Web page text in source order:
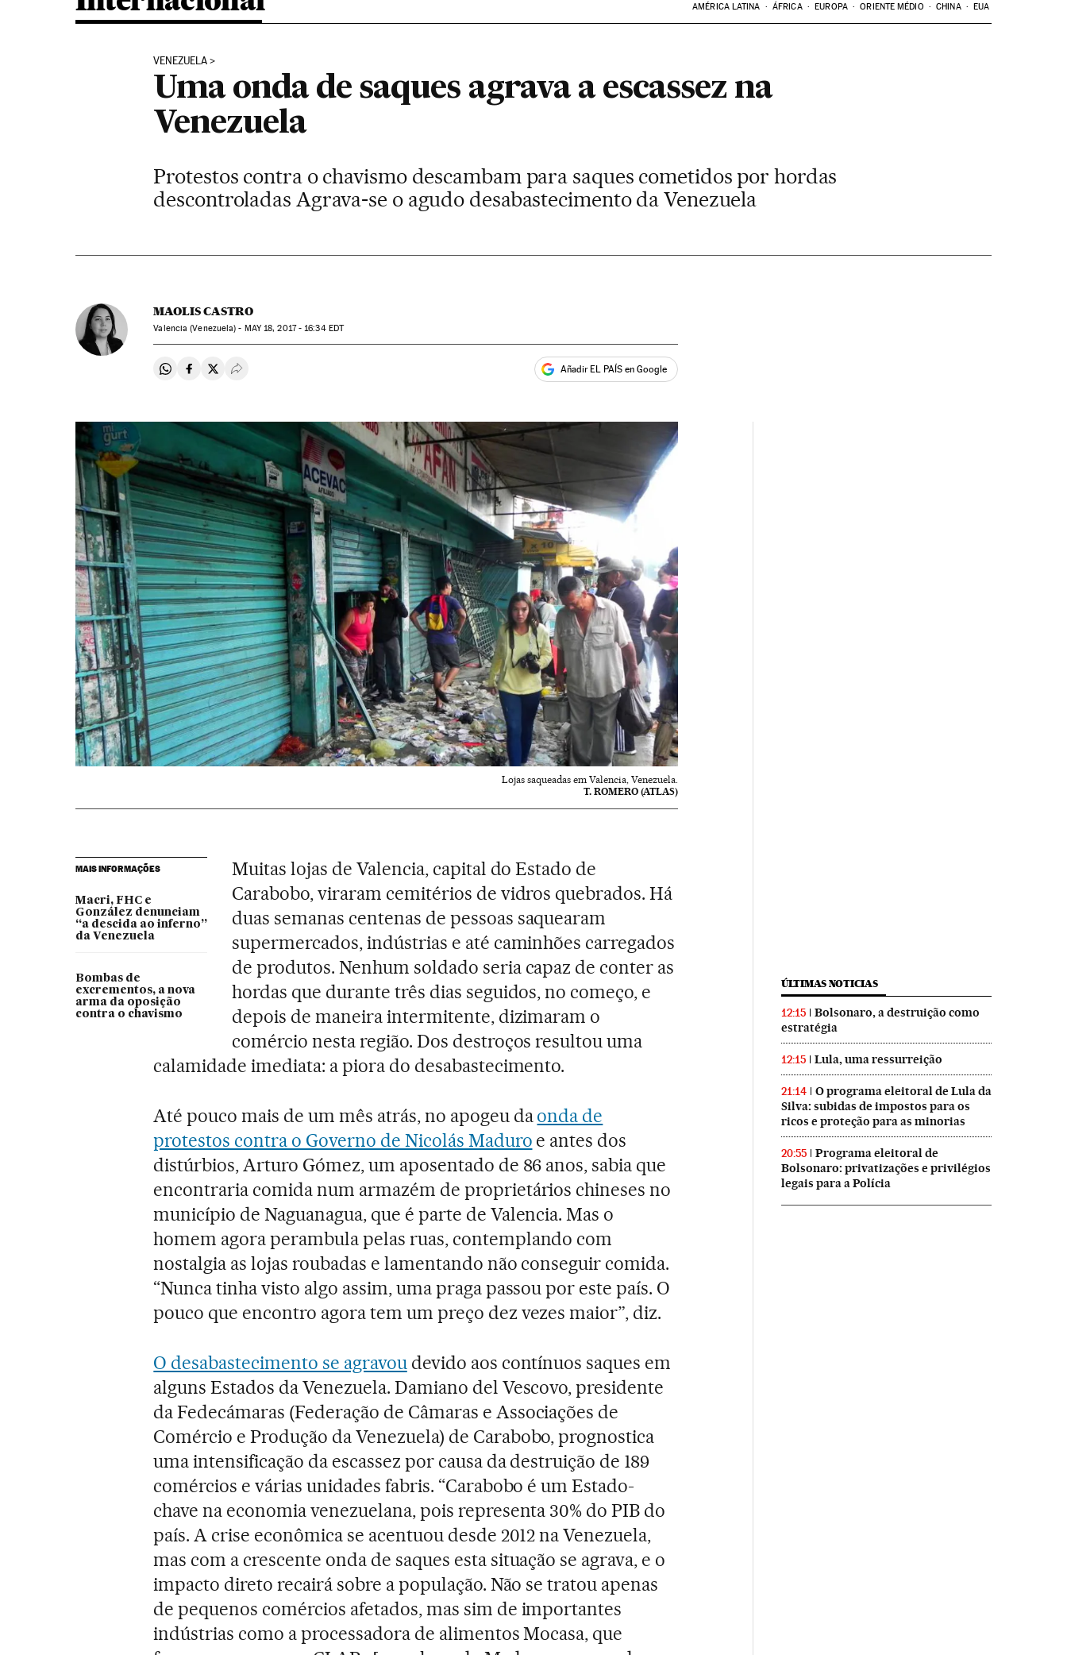
AMÉRICA LATINA ÁFRICA EUROPA ORIENTE MÉDIO CHINA EUA
VENEZUELA
Uma onda de saques agrava a escassez na
Venezuela
Protestos contra o chavismo descambam para saques cometidos por hordas
descontroladas Agrava-se o agudo desabastecimento da Venezuela
MAOLIS CASTRO
Valencia (Venezuela) - MAY18, 2017 - 16:34EDT
Compartir en Whatsapp
Compartir en Facebook
Compartir en Twitter
Desplegar Redes Sociales Añadir EL PAÍS en Google
Lojas saqueadas em Valencia, Venezuela.
T. ROMERO (ATLAS)
MAIS INFORMAÇÕES
Macri, FHC e
González denunciam
“a descida ao inferno”
da Venezuela
Bombas de
excrementos, a nova
arma da oposição
contra o chavismo
Muitas lojas de Valencia, capital do Estado de
Carabobo, viraram cemitérios de vidros quebrados. Há
duas semanas centenas de pessoas saquearam
supermercados, indústrias e até caminhões carregados
de produtos. Nenhum soldado seria capaz de conter as
hordas que durante três dias seguidos, no começo, e
depois de maneira intermitente, dizimaram o
comércio nesta região. Dos destroços resultou uma
calamidade imediata: a piora do desabastecimento.
Até pouco mais de um mês atrás, no apogeu daonda de
protestos contra o Governo de Nicolás Maduro e antes dos
distúrbios, Arturo Gómez, um aposentado de 86 anos, sabia que
encontraria comida num armazém de proprietários chineses no
município de Naguanagua, que é parte de Valencia. Mas o
homem agora perambula pelas ruas, contemplando com
nostalgia as lojas roubadas e lamentando não conseguir comida.
“Nunca tinha visto algo assim, uma praga passou por este país. O
pouco que encontro agora tem um preço dez vezes maior”, diz.
O desabastecimento se agravoudevido aos contínuos saques em
alguns Estados da Venezuela. Damiano del Vescovo, presidente
da Fedecámaras (Federação de Câmaras e Associações de
Comércio e Produção da Venezuela) de Carabobo, prognostica
uma intensificação da escassez por causa da destruição de 189
comércios e várias unidades fabris. “Carabobo é um Estado-
chave na economia venezuelana, pois representa 30% do PIB do
país. A crise econômica se acentuou desde 2012 na Venezuela,
mas com a crescente onda de saques esta situação se agrava, e o
impacto direto recairá sobre a população. Não se tratou apenas
de pequenos comércios afetados, mas sim de importantes
indústrias como a processadora de alimentos Mocasa, que
ÚLTIMAS NOTICIAS
12:15
Bolsonaro, a destruição como
estratégia
12:15 Lula, uma ressurreição
21:14
O programa eleitoral de Lula da
Silva: subidas de impostos para os
ricos e proteção para as minorias
20:55
Programa eleitoral de
Bolsonaro: privatizações e privilégios
legais para a Polícia